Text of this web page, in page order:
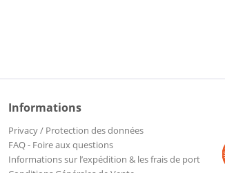
Informations
Privacy / Protection des données
FAQ - Foire aux questions
Informations sur l’expédition & les frais de port